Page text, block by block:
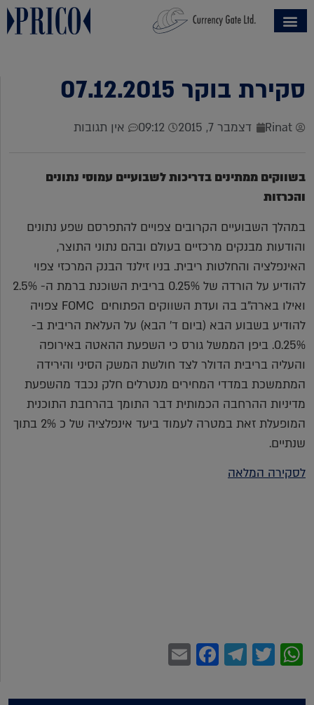
סקירת בוקר 07.12.2015
Rinat דצמבר 7, 2015 09:12 אין תגובות
בשווקים ממתינים בדריכות לשבועיים עמוסי נתונים
והכרזות
במהלך השבועיים הקרובים צפויים להתפרסם שפע נתונים
והודעות מבנקים מרכזיים בעולם ובהם נתוני התוצר,
האינפלציה והחלטות ריבית. בניו זילנד הבנק המרכזי צפוי
להודיע על הורדה של 0.25% בריבית השוכנת ברמת ה- 2.5%
ואילו בארה"ב בה ועדת השווקים הפתוחים FOMC צפויה
להודיע בשבוע הבא (ביום ד' הבא) על העלאת הריבית ב-
0.25%. ביפן הממשל גורס כי השפעת ההאטה באירופה
והעליה בריבית הדולר לצד חולשת המשק הסיני והירידה
המתמשכת במדדי המחירים מנטרלים חלק נכבד מהשפעת
מדיניות ההרחבה הכמותית דבר התומך בהרחבת התוכנית
המופעלת זאת במטרה לעמוד ביעד אינפלציה של כ 2% בתוך
שנתיים.
לסקירה המלאה
WhatsApp
Twitter
Telegram
Facebook